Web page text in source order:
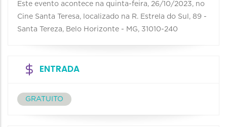
Este evento acontece na quinta-feira, 26/10/2023, no
Cine Santa Teresa, localizado na R. Estrela do Sul, 89 -
Santa Tereza, Belo Horizonte - MG, 31010-240
ENTRADA
GRATUITO